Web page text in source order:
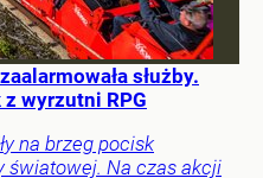
służby.
wyrzutni RPG
na brzeg pocisk
światowej. Na czas akcji